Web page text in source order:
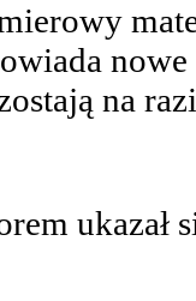
na
ukazał